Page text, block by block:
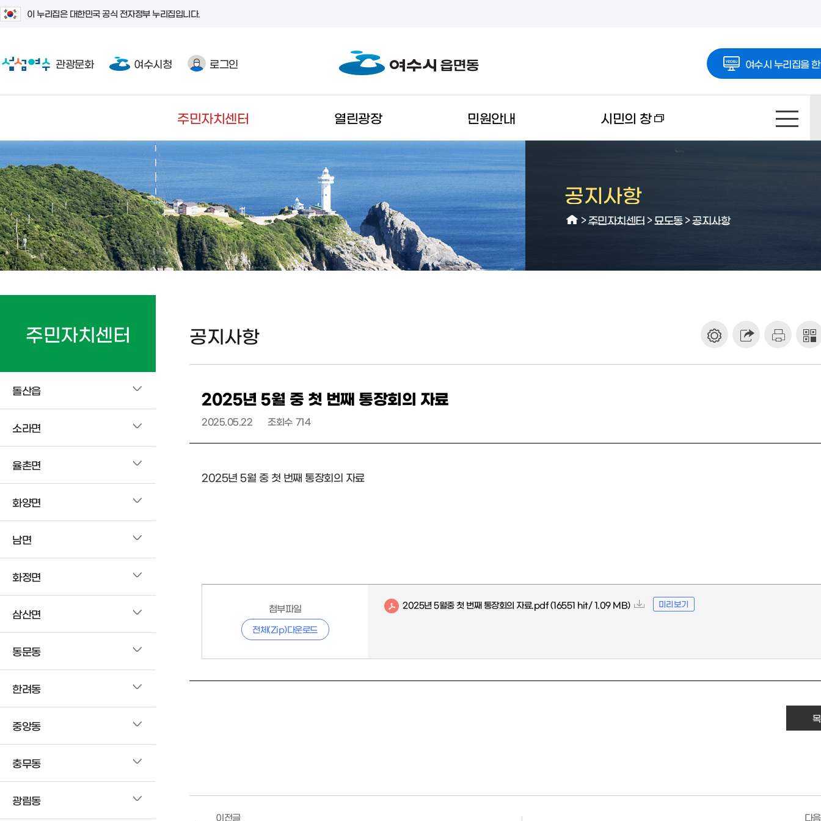
이 누리집은 대한민국 공식 전자정부 누리집입니다.
관광문화 여수시청 로그인 여수시 누리집을
주민자치센터 열린광장 민원안내 시민의 창
공지사항
> 주민자치센터 > 묘도동> 공지사항
주민자치센터
돌산읍
소라면
율촌면
화양면
남면
화정면
삼산면
동문동
한려동
중앙동
충무동
광림동
공지사항
2025년 5월 중 첫 번째 통장회의 자료
2025.05.22 조회수 714
2025년 5월 중 첫 번째 통장회의 자료
첨부파일
전체(Zip)다운로드
2025년 5월중 첫 번째 통장회의 자료.pdf (16551 hit/ 1.09 MB) 미리보기
이전글 다